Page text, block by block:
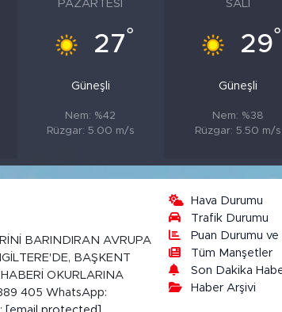
PAZARTESI
27°
Güneşli
Nem: %42
Rüzgar: 5.00 m/s
SALI
29°
Güneşli
Nem: %38
Rüzgar: 5.50 m/s
BARINDIRAN AVRUPA
BAŞKENT
OKURLARINA
405 WhatsApp:
Hava Durumu
Trafik Durumu
Puan Durumu
Tüm Manşetler
Son Dakika
Haber Arşivi